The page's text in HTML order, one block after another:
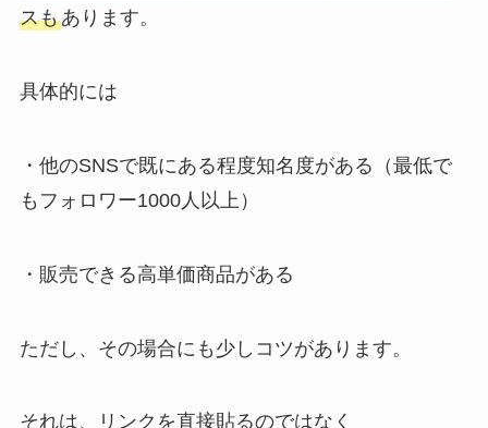
スもあります。
具体的には
・他のSNSで既にある程度知名度がある（最低で
もフォロワー1000人以上）
・販売できる高単価商品がある
ただし、その場合にも少しコツがあります。
それは、リンクを直接貼るのではなく